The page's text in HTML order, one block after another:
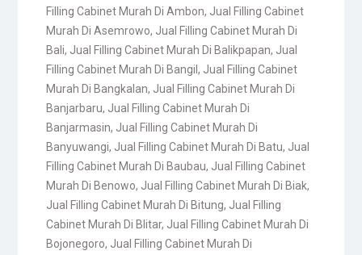
Filling Cabinet Murah Di Ambon, Jual Filling Cabinet
Murah Di Asemrowo, Jual Filling Cabinet Murah Di
Bali, Jual Filling Cabinet Murah Di Balikpapan, Jual
Filling Cabinet Murah Di Bangil, Jual Filling Cabinet
Murah Di Bangkalan, Jual Filling Cabinet Murah Di
Banjarbaru, Jual Filling Cabinet Murah Di
Banjarmasin, Jual Filling Cabinet Murah Di
Banyuwangi, Jual Filling Cabinet Murah Di Batu, Jual
Filling Cabinet Murah Di Baubau, Jual Filling Cabinet
Murah Di Benowo, Jual Filling Cabinet Murah Di Biak,
Jual Filling Cabinet Murah Di Bitung, Jual Filling
Cabinet Murah Di Blitar, Jual Filling Cabinet Murah Di
Bojonegoro, Jual Filling Cabinet Murah Di